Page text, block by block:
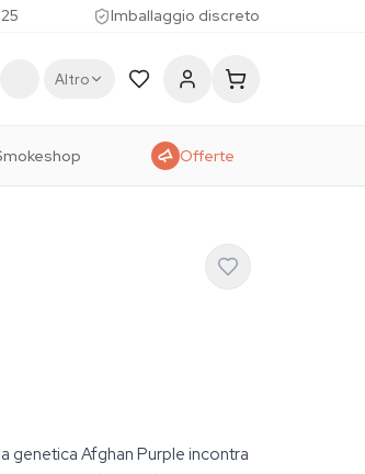
Imballaggio discreto
Altro
Offerte
genetica Afghan Purple incontra